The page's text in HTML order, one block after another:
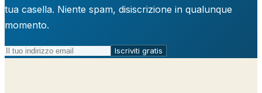
tua casella. Niente spam, disiscrizione in qualunque
momento.
Iscriviti gratis